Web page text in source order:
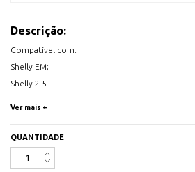
Descrição:
Compatível com:
Shelly EM;
Shelly 2.5.
Ver mais +
QUANTIDADE